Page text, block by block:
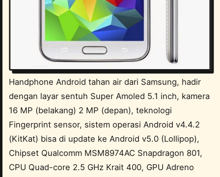
Handphone Android tahan air dari Samsung, hadir
dengan layar sentuh Super Amoled 5.1 inch, kamera
16 MP (belakang) 2 MP (depan), teknologi
Fingerprint sensor, sistem operasi Android v4.4.2
(KitKat) bisa di update ke Android v5.0 (Lollipop),
Chipset Qualcomm MSM8974AC Snapdragon 801,
CPU Quad-core 2.5 GHz Krait 400, GPU Adreno